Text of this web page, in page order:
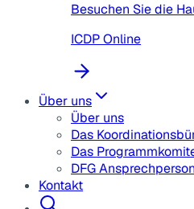
Besuchen Sie die
ICDP Online
Über uns
Über uns
Das
Das
DFG
Kontakt